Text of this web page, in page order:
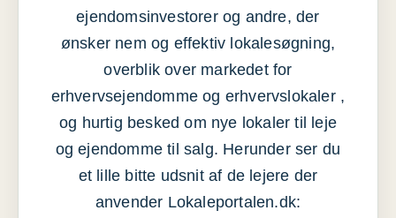
ejendomsinvestorer og andre, der
ønsker nem og effektiv lokalesøgning,
overblik over markedet for
erhvervsejendomme og erhvervslokaler ,
og hurtig besked om nye lokaler til leje
og ejendomme til salg. Herunder ser du
et lille bitte udsnit af de lejere der
anvender Lokaleportalen.dk: